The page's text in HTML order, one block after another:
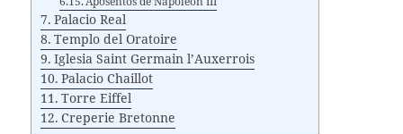
Palacio Real
Templo del Oratoire
Iglesia Saint Germain l’Auxerrois
Palacio Chaillot
Torre Eiffel
Creperie Bretonne